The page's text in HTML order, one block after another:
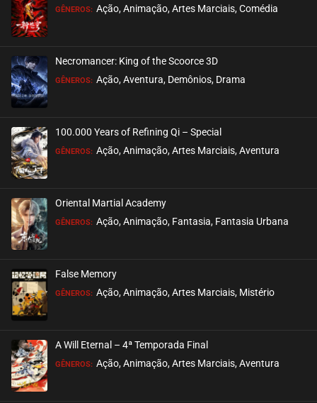
GÊNEROS: Ação, Animação, Artes Marciais, Comédia
Necromancer: King of the Scoorce 3D
GÊNEROS: Ação, Aventura, Demônios, Drama
100.000 Years of Refining Qi – Special
GÊNEROS: Ação, Animação, Artes Marciais, Aventura
Oriental Martial Academy
GÊNEROS: Ação, Animação, Fantasia, Fantasia Urbana
False Memory
GÊNEROS: Ação, Animação, Artes Marciais, Mistério
A Will Eternal – 4ª Temporada Final
GÊNEROS: Ação, Animação, Artes Marciais, Aventura